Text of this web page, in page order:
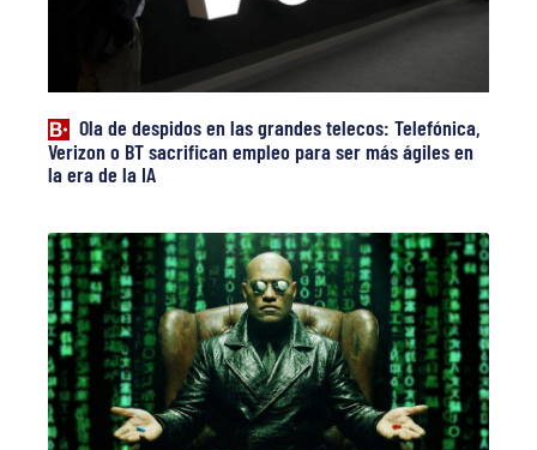
Ola de despidos en las grandes telecos: Telefónica,
Verizon o BT sacrifican empleo para ser más ágiles en
la era de la IA